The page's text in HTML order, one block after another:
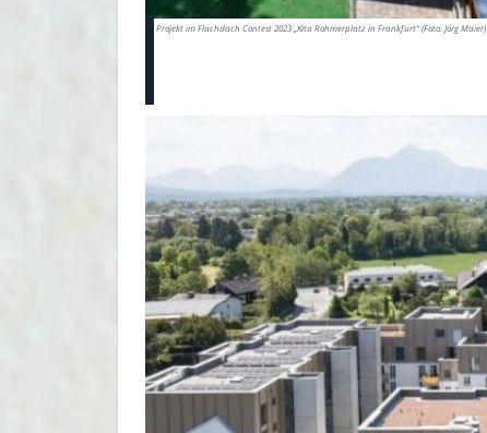
Projekt im Flachdach Contest 2023 „Kita Rohmerplatz in Frankfurt“ (Foto: Jörg Maier)